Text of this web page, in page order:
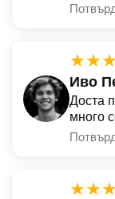
Иво
Доста
много